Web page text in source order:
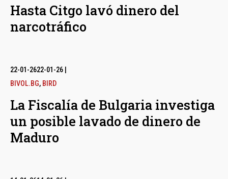
Hasta Citgo lavó dinero del
narcotráfico
22-01-2622-01-26
BIVOL.BG, BIRD
La Fiscalía de Bulgaria investiga
un posible lavado de dinero de
Maduro